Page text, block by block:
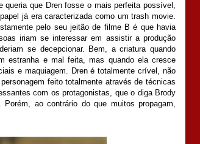
queria que Dren fosse o mais perfeita possível,
já era caracterizada como um trash movie.
pelo seu jeitão de filme B é que havia
iriam se interessar em assistir a produção
se decepcionar. Bem, a criatura quando
estranha e mal feita, mas quando ela cresce
e maquiagem. Dren é totalmente crível, não
feito totalmente através de técnicas
com os protagonistas, que o diga Brody
ao contrário do que muitos propagam,